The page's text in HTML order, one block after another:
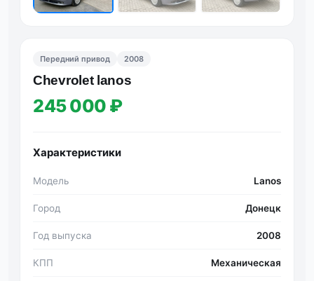
Передний привод 2008
Chevrolet lanos
245 000 ₽
Характеристики
Модель Lanos
Город Донецк
Год выпуска 2008
КПП Механическая